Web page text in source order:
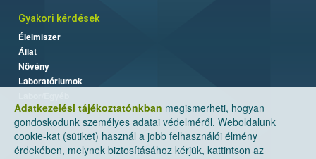
Adatkezelési tájékoztatónkban megismerheti, hogyan
gondoskodunk személyes adatai védelméről. Weboldalunk
cookie-kat (sütiket) használ a jobb felhasználói élmény
érdekében, melynek biztosításához kérjük, kattintson az
Gyakori kérdések
Élelmiszer
Állat
Növény
Laboratóriumok